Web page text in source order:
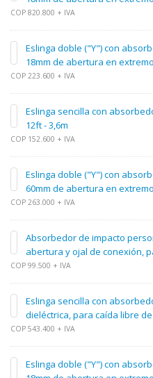
COP 820.800 + IVA
Eslinga doble ("Y") con
18mm de abertura en
COP 223.600 + IVA
Eslinga sencilla con
12ft - 3,6m
COP 152.600 + IVA
Eslinga doble ("Y") con
60mm de abertura en
COP 263.000 + IVA
Absorbedor de impacto
abertura y ojal de conexión,
COP 99.500 + IVA
Eslinga sencilla con
dieléctrica, para caída libre de
COP 543.400 + IVA
Eslinga doble ("Y") con